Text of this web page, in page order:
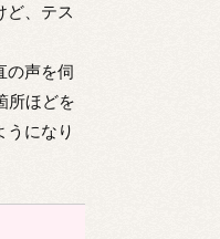
ど、テス
の声を伺
所ほどを
うになり